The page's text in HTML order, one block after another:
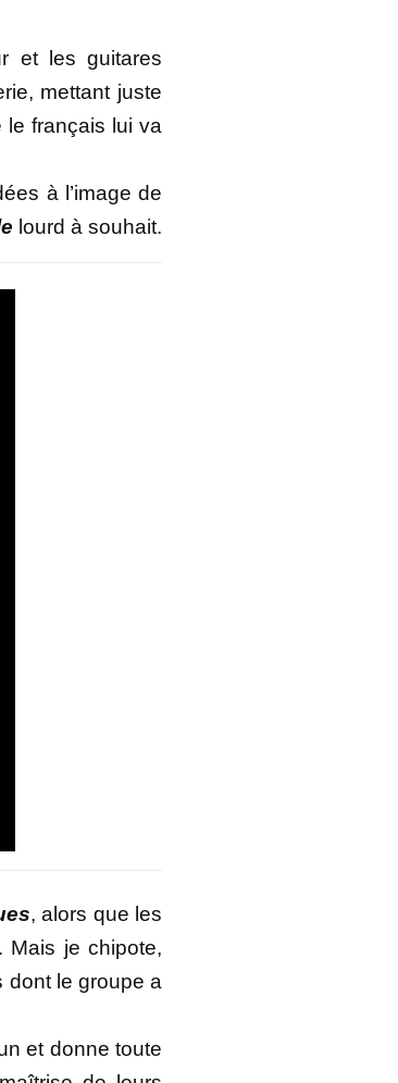
et les guitares
mettant juste
le français lui va
à l’image de
lourd à souhait.
, alors que les
Mais je chipote,
dont le groupe a
et donne toute